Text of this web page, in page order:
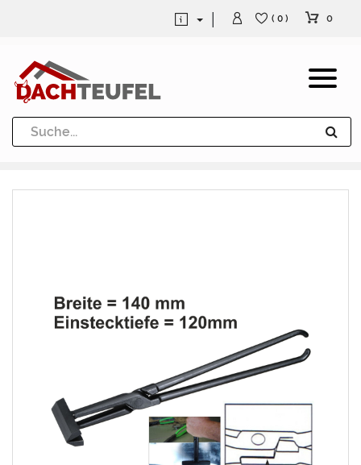
Dachrinne und Fallrohre
Werkzeuge und Löttechnik
( 0 ) 0